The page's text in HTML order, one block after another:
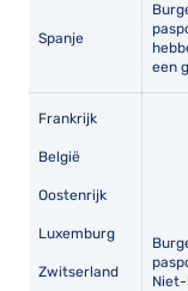
Spanje
een
Frankrijk
België
Oostenrijk
Luxemburg
Zwitserland